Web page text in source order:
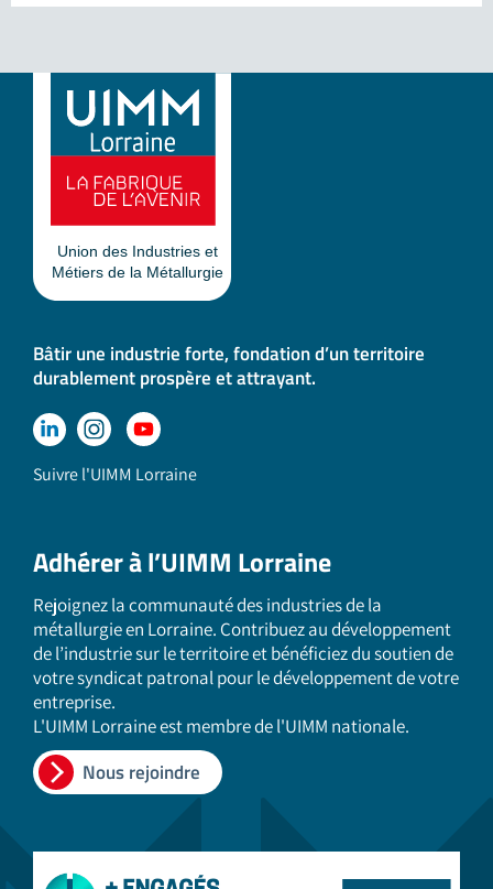
Bâtir une industrie forte, fondation d’un territoire
durablement prospère et attrayant.
Suivre l'UIMM Lorraine
Adhérer à l’UIMM Lorraine
Rejoignez la communauté des industries de la
métallurgie en Lorraine. Contribuez au développement
de l’industrie sur le territoire et bénéficiez du soutien de
votre syndicat patronal pour le développement de votre
entreprise.
L'UIMM Lorraine est membre de l'UIMM nationale.
Nous rejoindre